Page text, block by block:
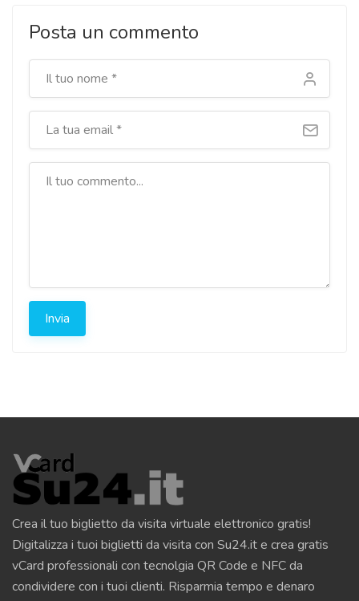
Posta un commento
Invia
Crea il tuo biglietto da visita virtuale elettronico gratis!
Digitalizza i tuoi biglietti da visita con Su24.it e crea gratis
vCard professionali con tecnolgia QR Code e NFC da
condividere con i tuoi clienti. Risparmia tempo e denaro